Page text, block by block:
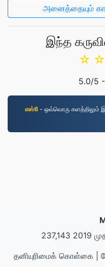
அனைத்தையும்
இந்த
☆
☆
5.0/5 -
எஸ்6- ஒவ்வொரு களத்திலும்
237,143 2019
தனியுரிமைக் கொள்கை